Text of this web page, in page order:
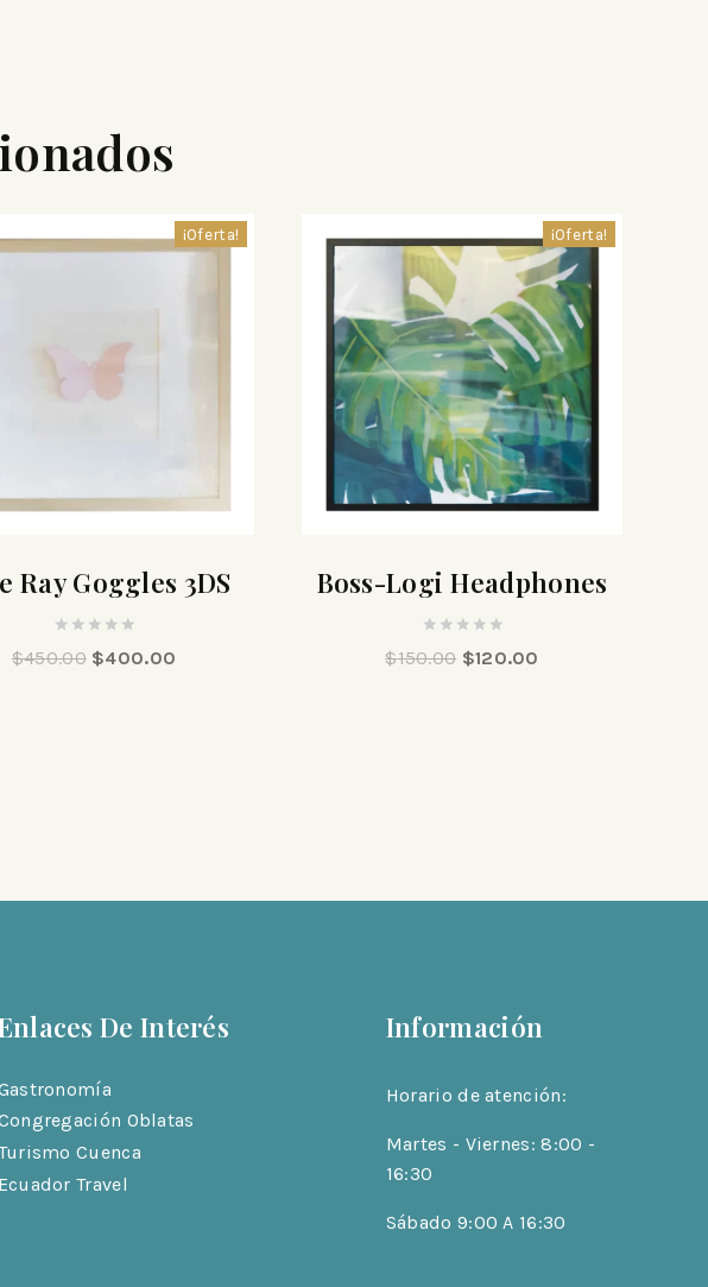
¡Oferta!
Ray Goggles 3DS
out
$450.00 $400.00
¡Oferta!
Boss-Logi Headphones
out
$150.00 $120.00
De Interés
Oblatas
Cuenca
Ecuador Travel
Información
Horario de atención:
Martes - Viernes: 8:00 -
16:30
Sábado 9:00 A 16:30